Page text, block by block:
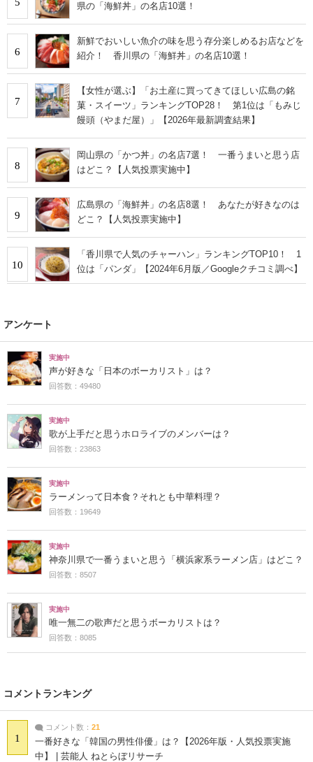
県の「海鮮丼」の名店10選！
6
新鮮でおいしい魚介の味を思う存分楽しめるお店などを
紹介！ 香川県の「海鮮丼」の名店10選！
7
【女性が選ぶ】「お土産に買ってきてほしい広島の銘
菓・スイーツ」ランキングTOP28！ 第1位は「もみじ
饅頭（やまだ屋）」【2026年最新調査結果】
8
岡山県の「かつ丼」の名店7選！ 一番うまいと思う店
はどこ？【人気投票実施中】
9
広島県の「海鮮丼」の名店8選！ あなたが好きなのは
どこ？【人気投票実施中】
10
「香川県で人気のチャーハン」ランキングTOP10！ 1
位は「パンダ」【2024年6月版／Googleクチコミ調べ】
アンケート
実施中
声が好きな「日本のボーカリスト」は？
回答数：49480
実施中
歌が上手だと思うホロライブのメンバーは？
回答数：23863
実施中
ラーメンって日本食？それとも中華料理？
回答数：19649
実施中
神奈川県で一番うまいと思う「横浜家系ラーメン店」はどこ？
回答数：8507
実施中
唯一無二の歌声だと思うボーカリストは？
回答数：8085
コメントランキング
1
コメント数： 21
一番好きな「韓国の男性俳優」は？【2026年版・人気投票実施
中】 | 芸能人 ねとらぼリサーチ